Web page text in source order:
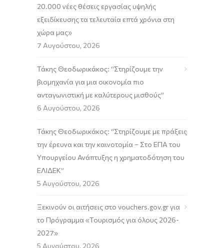
20.000 νέες θέσεις εργασίας υψηλής
εξειδίκευσης τα τελευταία επτά χρόνια στη
χώρα μας»
7 Αυγούστου, 2026
Τάκης Θεοδωρικάκος: “Στηρίζουμε την
βιομηχανία για μια οικονομία πιο
ανταγωνιστική με καλύτερους μισθούς”
6 Αυγούστου, 2026
Τάκης Θεοδωρικάκος: “Στηρίζουμε με πράξεις
την έρευνα και την καινοτομία – Στο ΕΠΑ του
Υπουργείου Ανάπτυξης η χρηματοδότηση του
ΕΛΙΔΕΚ”
5 Αυγούστου, 2026
Ξεκινούν οι αιτήσεις στο vouchers.gov.gr για
το Πρόγραμμα «Τουρισμός για όλους 2026-
2027»
5 Αυγούστου, 2026